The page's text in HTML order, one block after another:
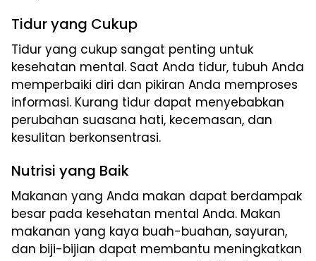
Tidur yang Cukup
Tidur yang cukup sangat penting untuk
kesehatan mental. Saat Anda tidur, tubuh Anda
memperbaiki diri dan pikiran Anda memproses
informasi. Kurang tidur dapat menyebabkan
perubahan suasana hati, kecemasan, dan
kesulitan berkonsentrasi.
Nutrisi yang Baik
Makanan yang Anda makan dapat berdampak
besar pada kesehatan mental Anda. Makan
makanan yang kaya buah-buahan, sayuran,
dan biji-bijian dapat membantu meningkatkan